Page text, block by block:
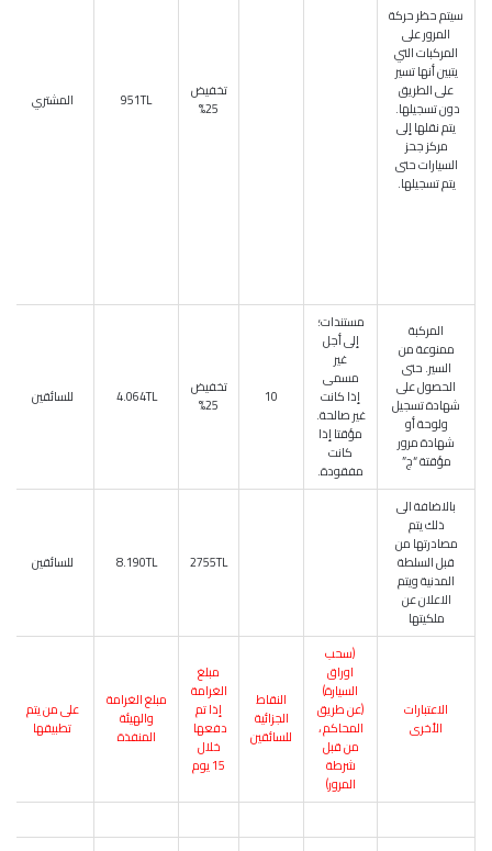
سيتم حظر حركة
المرور على
المركبات التي
يتبين أنها تسير
على الطريق
دون تسجيلها.
يتم نقلها إلى
مركز جحز
السيارات حتى
يتم تسجيلها.
تخفيض
25%
951TL المشتري
المركبة
ممنوعة من
السير. حتى
الحصول على
شهادة تسجيل
ولوحة أو
شهادة مرور
مؤقتة “ج”
مستندات؛
إلى أجل
غير
مسمى
إذا كانت
غير صالحة.
مؤقتا إذا
كانت
مفقودة.
10
تخفيض
25%
4.064TL للسائقين
بالاضافة الى
ذلك يتم
مصادرتها من
قبل السلطة
المدنية ويتم
الاعلان عن
ملكيتها
2755TL
8.190TL للسائقين
الاعتبارات
الأخرى
(سحب
اوراق
السيارة)
(عن طريق
المحاكم ،
من قبل
شرطة
المرور)
النقاط
الجزائية
للسائقين
مبلغ
الغرامة
إذا تم
دفعها
خلال
15 يوم
مبلغ الغرامة
والهيئة
المنفذة
على من يتم
تطبيقها